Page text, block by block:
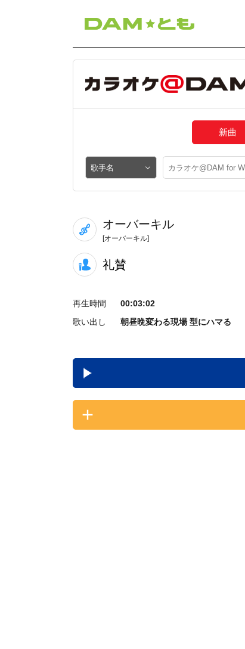
新曲
オーバーキル
[オーバーキル]
礼賛
再生時間
00:03:02
歌い出し
朝昼晩変わる現場 型にハマる